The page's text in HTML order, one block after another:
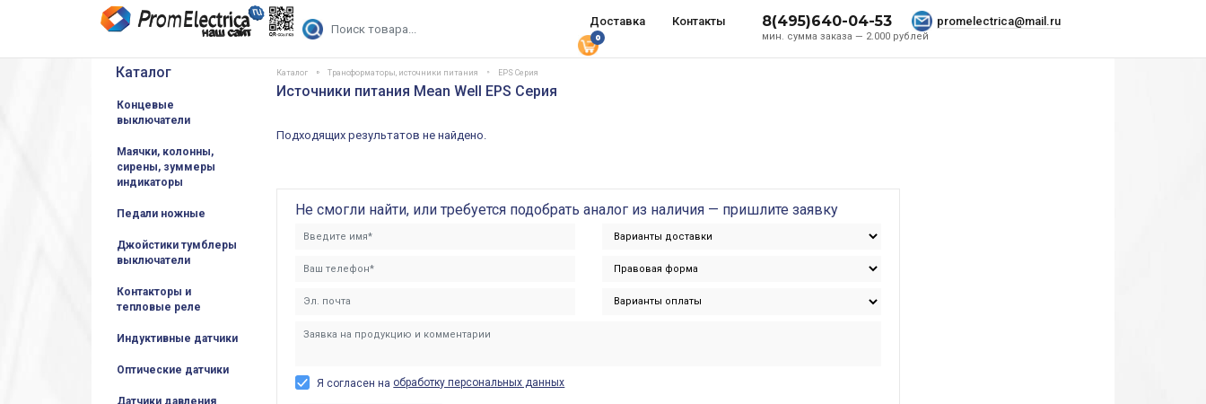
Доставка Контакты
мин. сумма заказа — 2.000 рублей
8(495)640-04-53 promelectrica@mail.ru
0
Каталог
Концевые
выключатели
Маячки, колонны,
сирены, зуммеры
индикаторы
Педали ножные
Джойстики тумблеры
выключатели
Контакторы и
тепловые реле
Индуктивные датчики
Оптические датчики
Датчики давления
Каталог Трансформаторы, источники питания EPS Серия
Источники питания Mean Well EPS Серия
Подходящих результатов не найдено.
Не смогли найти, или требуется подобрать аналог из наличия — пришлите заявку
Я согласен на обработку персональных данных